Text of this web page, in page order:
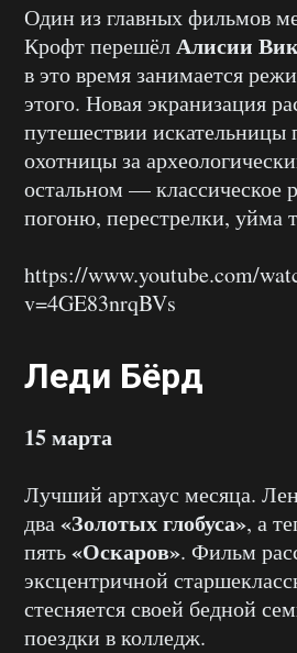
Один из главных фильмов
Крофт перешёлАлисии
в это время занимается
этого. Новая экранизация
путешествии
охотницы за
остальном — классическое
погоню, перестрелки, уйма
https://www.youtube.com/
v=4GE83nrqBVs
Леди Бёрд
15 марта
Лучший артхаус месяца.
два«Золотых глобуса», а
пять«Оскаров». Фильм
эксцентричной
стесняется своей бедной
поездки в колледж.